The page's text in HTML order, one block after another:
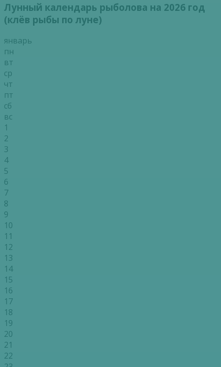
Лунный календарь рыболова на 2026 год
(клёв рыбы по луне)
январь
пн
вт
ср
чт
пт
сб
вс
1
2
3
4
5
6
7
8
9
10
11
12
13
14
15
16
17
18
19
20
21
22